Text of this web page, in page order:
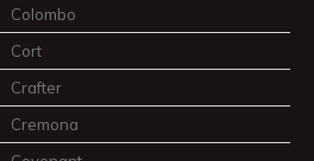
Colombo
Cort
Crafter
Cremona